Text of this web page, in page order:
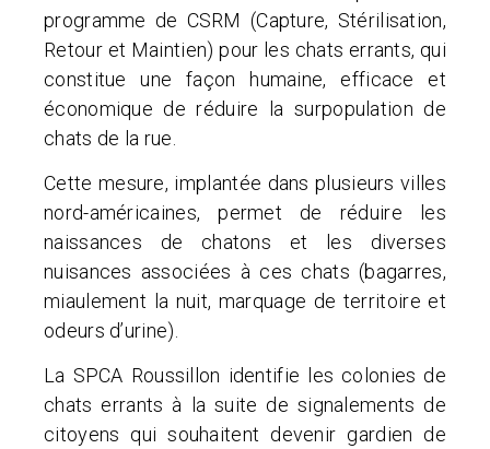
programme de CSRM (Capture, Stérilisation,
Retour et Maintien) pour les chats errants, qui
constitue une façon humaine, efficace et
économique de réduire la surpopulation de
chats de la rue.
Cette mesure, implantée dans plusieurs villes
nord-américaines, permet de réduire les
naissances de chatons et les diverses
nuisances associées à ces chats (bagarres,
miaulement la nuit, marquage de territoire et
odeurs d’urine).
La SPCA Roussillon identifie les colonies de
chats errants à la suite de signalements de
citoyens qui souhaitent devenir gardien de